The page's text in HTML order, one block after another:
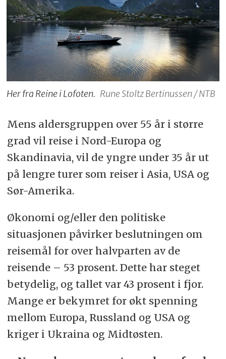
Her fra Reine i Lofoten. Rune Stoltz Bertinussen / NTB
Mens aldersgruppen over 55 år i større
grad vil reise i Nord-Europa og
Skandinavia, vil de yngre under 35 år ut
på lengre turer som reiser i Asia, USA og
Sør-Amerika.
Økonomi og/eller den politiske
situasjonen påvirker beslutningen om
reisemål for over halvparten av de
reisende – 53 prosent. Dette har steget
betydelig, og tallet var 43 prosent i fjor.
Mange er bekymret for økt spenning
mellom Europa, Russland og USA og
kriger i Ukraina og Midtøsten.